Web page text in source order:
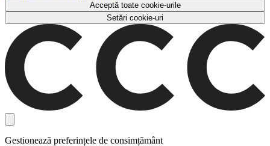
Acceptă toate cookie-urile
Setări cookie-uri
Gestionează preferințele de consimțământ